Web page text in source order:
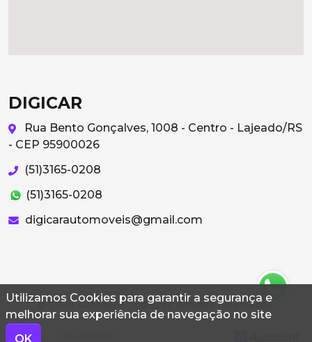
Utilizamos Cookies para garantir a segurança e
melhorar sua experiência de navegação no site
OK
DIGICAR
Rua Bento Gonçalves, 1008 - Centro - Lajeado/RS
- CEP 95900026
(51)3165-0208
(51)3165-0208
digicarautomoveis@gmail.com
© 2026 Autoconf. Todos os direitos reservados.
Termos